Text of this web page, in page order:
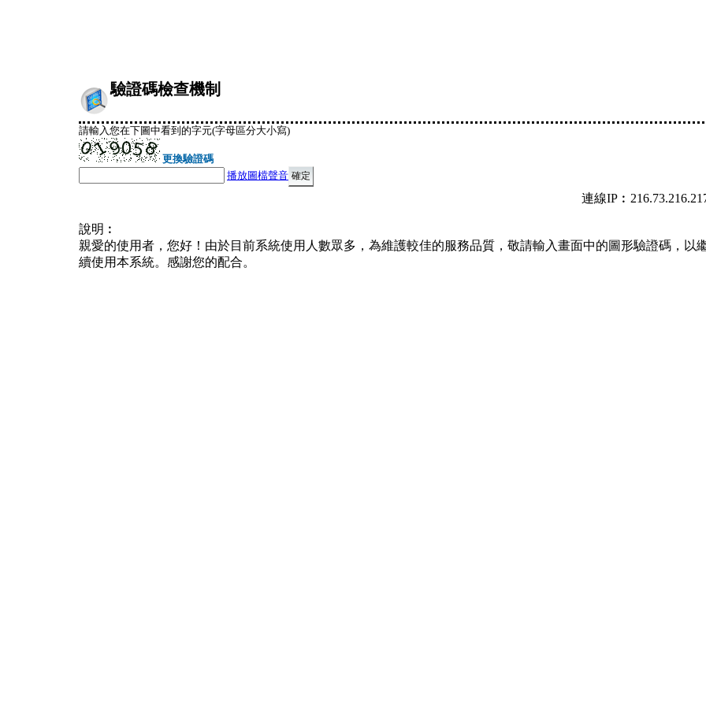
驗證碼檢查機制
請輸入您在下圖中看到的字元(字母區分大小寫)
更換驗證碼
播放圖檔聲音
連線
說明︰
親愛的使用者，您好！由於目前系統使用人數眾多，為維護較佳的服務品質，敬請輸入畫面中的圖形驗證碼，以
續使用本系統。感謝您的配合。